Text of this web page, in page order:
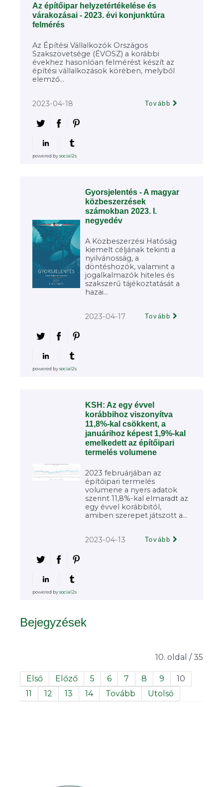
Az építőipar helyzetértékelése és
várakozásai - 2023. évi konjunktúra
felmérés
Az Építési Vállalkozók Országos
Szakszövetsége (ÉVOSZ) a korábbi
évekhez hasonlóan felmérést készít az
építési vállalkozások körében, melyből
elemző...
2023-04-18 Tovább
powered bysocial2s
Gyorsjelentés - A magyar
közbeszerzések
számokban 2023. I.
negyedév
A Közbeszerzési Hatóság
kiemelt céljának tekinti a
nyilvánosság, a
döntéshozók, valamint a
jogalkalmazók hiteles és
szakszerű tájékoztatását a
hazai...
2023-04-17 Tovább
powered bysocial2s
KSH: Az egy évvel
korábbihoz viszonyítva
11,8%-kal csökkent, a
januárihoz képest 1,9%-kal
emelkedett az építőipari
termelés volumene
2023 februárjában az
építőipari termelés
volumene a nyers adatok
szerint 11,8%-kal elmaradt az
egy évvel korábbitól,
amiben szerepet játszott a...
2023-04-13 Tovább
powered bysocial2s
Bejegyzések
10. oldal / 35
Első Előző 5 6 7 8 9
10
11
12 13 14 Tovább Utolsó